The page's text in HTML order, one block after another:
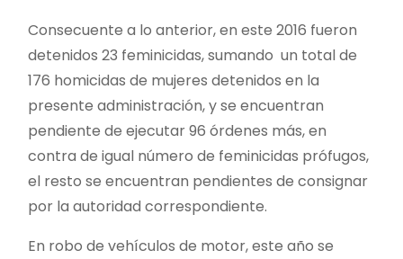
Consecuente a lo anterior, en este 2016 fueron
detenidos 23 feminicidas, sumando un total de
176 homicidas de mujeres detenidos en la
presente administración, y se encuentran
pendiente de ejecutar 96 órdenes más, en
contra de igual número de feminicidas prófugos,
el resto se encuentran pendientes de consignar
por la autoridad correspondiente.
En robo de vehículos de motor, este año se